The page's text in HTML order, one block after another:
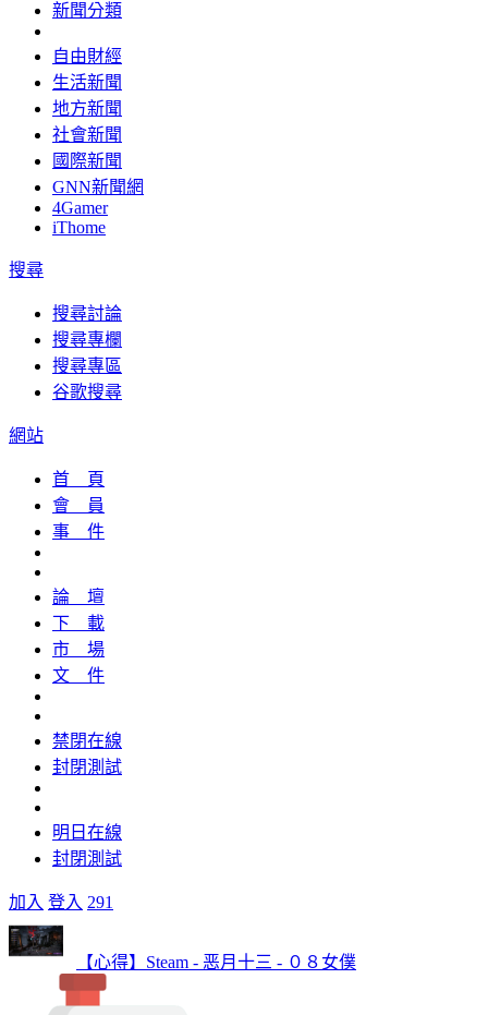
新聞分類
自由財經
生活新聞
地方新聞
社會新聞
國際新聞
GNN新聞網
4Gamer
iThome
搜尋
搜尋討論
搜尋專欄
搜尋專區
谷歌搜尋
網站
首 頁
會 員
事 件
論 壇
下 載
市 場
文 件
禁閉在線
封閉測試
明日在線
封閉測試
加入 登入 291
【心得】Steam - 恶月十三 - ０８女僕